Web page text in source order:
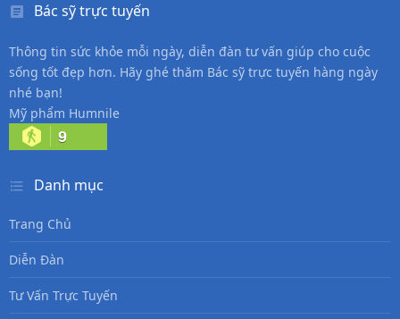
Bác sỹ trực tuyến
Thông tin sức khỏe mỗi ngày, diễn đàn tư vấn giúp cho cuộc
sống tốt đẹp hơn. Hãy ghé thăm Bác sỹ trực tuyến hàng ngày
nhé bạn!
Mỹ phẩm Humnile
9
Danh mục
Trang Chủ
Diễn Đàn
Tư Vấn Trực Tuyến